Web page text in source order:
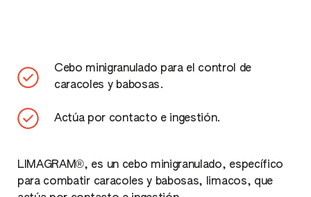
Cebo minigranulado para el control de
caracoles y babosas.
Actúa por contacto e ingestión.
LIMAGRAM®, es un cebo minigranulado, específico
para combatir caracoles y babosas, limacos, que